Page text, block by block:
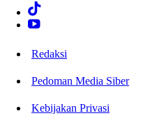
Redaksi
Pedoman Media Siber
Kebijakan Privasi